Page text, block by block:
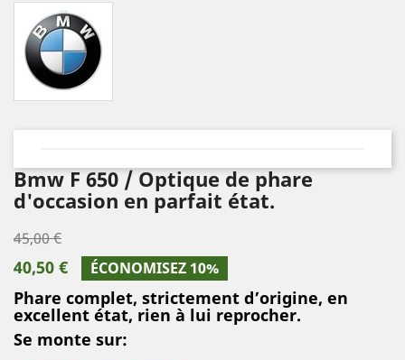
Bmw F 650 / Optique de phare
d'occasion en parfait état.
45,00 €
40,50 € ÉCONOMISEZ 10%
Phare complet, strictement d’origine, en
excellent état, rien à lui reprocher.
Se monte sur: